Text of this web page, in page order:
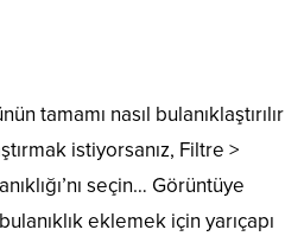
tamamı nasıl bulanıklaştırılır
istiyorsanız, Filtre >
seçin… Görüntüye
eklemek için yarıçapı